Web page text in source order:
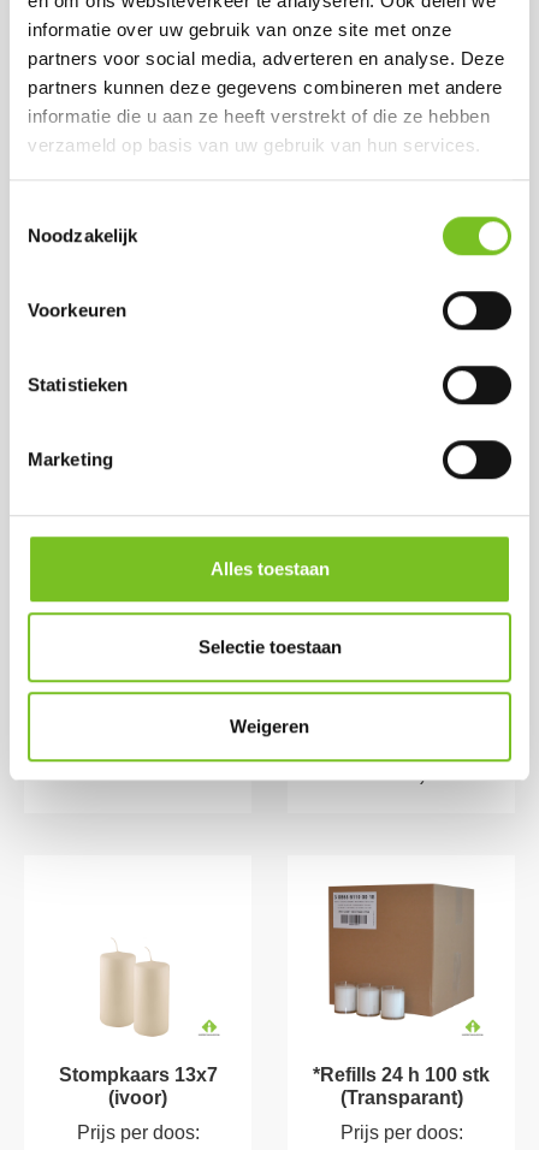
informatie over uw gebruik van onze site met onze
partners voor social media, adverteren en analyse. Deze
partners kunnen deze gegevens combineren met andere
informatie die u aan ze heeft verstrekt of die ze hebben
verzameld op basis van uw gebruik van hun services.
Noodzakelijk
Voorkeuren
Statistieken
Marketing
Alles toestaan
Selectie toestaan
Weigeren
Wilt u meer weten over onze huismerk kaars refills?
Neem dan contact op met onze klantenservice of
bezoek onze website. Wij staan klaar om u te
helpen de perfecte sfeer te creëren voor uw gasten,
elke dag van het jaar.
Meest Besteld
Theelichten 8 uur (8
Prijs per doos:
excl. BTW
€ 59.50incl. BTW
*Refills 24 h 100 stk
Prijs per doos:
€ 45.75excl. BTW
Stompkaars 13x7
(ivoor)
Prijs per doos:
*Refills 24 h 100 stk
(Transparant)
Prijs per doos: